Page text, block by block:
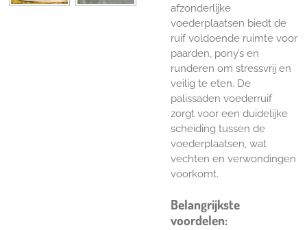
afzonderlijke
voederplaatsen biedt de
ruif voldoende ruimte voor
paarden, pony’s en
runderen om stressvrij en
veilig te eten. De
palissaden voederruif
zorgt voor een duidelijke
scheiding tussen de
voederplaatsen, wat
vechten en verwondingen
voorkomt.
Belangrijkste
voordelen: